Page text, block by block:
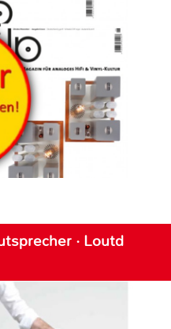
· Loutd